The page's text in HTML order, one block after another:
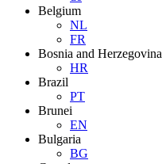
Belgium
NL
FR
Bosnia and Herzegovina
HR
Brazil
PT
Brunei
EN
Bulgaria
BG